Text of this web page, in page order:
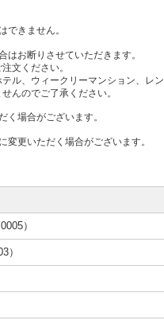
できません。
はお断りさせていただきます。
文ください。
ル、ウィークリーマンション、レン
んのでご了承ください。
く場合がございます。
更いただく場合がございます。
）
）